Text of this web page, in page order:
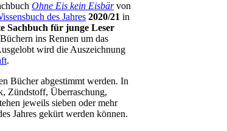
Ohne Eis kein Eisbärvon
des Jahres 2020/21 in
Sachbuch für junge Leser
ins Rennen um das
wird die Auszeichnung
.
Bücher abgestimmt werden. In
Zündstoff, Überraschung,
jeweils sieben oder mehr
Jahres gekürt werden können.